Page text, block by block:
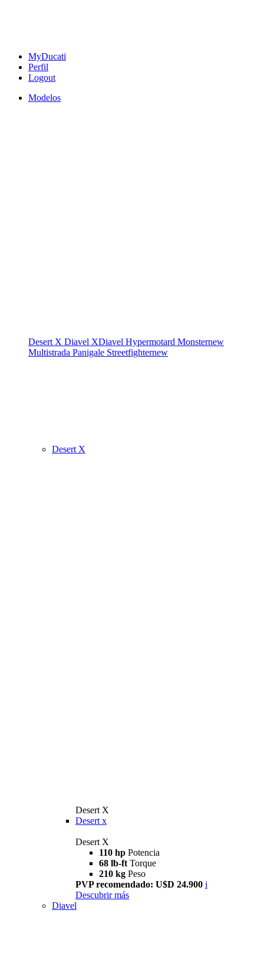
MyDucati
Perfil
Logout
Modelos
Desert X Diavel XDiavel Hypermotard Monsternew
Multistrada Panigale Streetfighternew
Desert X
Desert X
Desert x
Desert X
110 hp Potencia
68 lb-ft Torque
210 kg Peso
PVP recomendado: U$D 24.900 i
Descubrir más
Diavel